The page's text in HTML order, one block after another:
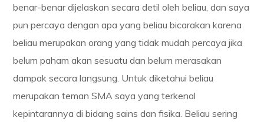
benar-benar dijelaskan secara detil oleh beliau, dan saya
pun percaya dengan apa yang beliau bicarakan karena
beliau merupakan orang yang tidak mudah percaya jika
belum paham akan sesuatu dan belum merasakan
dampak secara langsung. Untuk diketahui beliau
merupakan teman SMA saya yang terkenal
kepintarannya di bidang sains dan fisika. Beliau sering